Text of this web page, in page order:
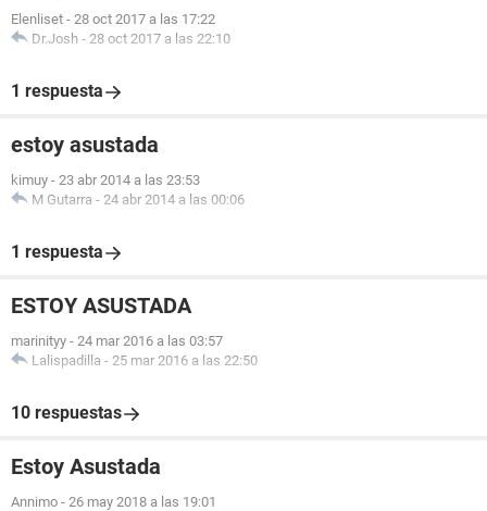
Elenliset - 28 oct 2017 a las 17:22
Dr.Josh - 28 oct 2017 a las 22:10
1 respuesta
estoy asustada
kimuy - 23 abr 2014 a las 23:53
M Gutarra - 24 abr 2014 a las 00:06
1 respuesta
ESTOY ASUSTADA
marinityy - 24 mar 2016 a las 03:57
Lalispadilla - 25 mar 2016 a las 22:50
10 respuestas
Estoy Asustada
Annimo - 26 may 2018 a las 19:01